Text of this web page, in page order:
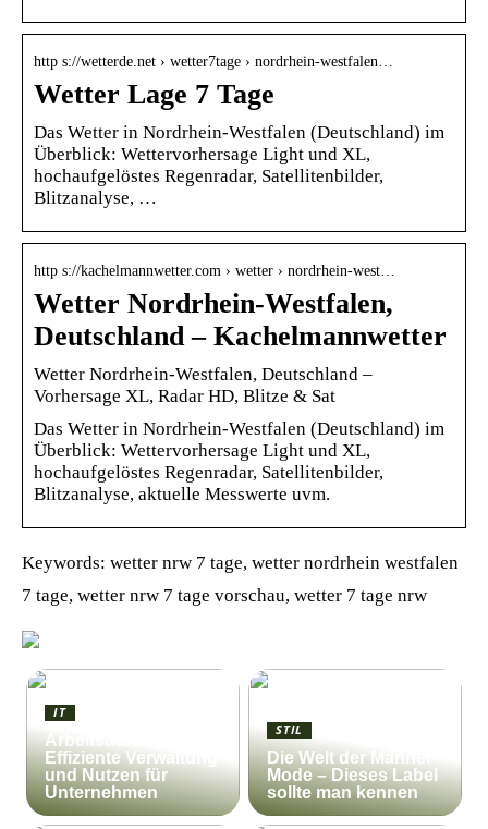
http s://wetterde.net › wetter7tage › nordrhein-westfalen…
Wetter Lage 7 Tage
Das Wetter in Nordrhein-Westfalen (Deutschland) im
Überblick: Wettervorhersage Light und XL,
hochaufgelöstes Regenradar, Satellitenbilder,
Blitzanalyse, …
http s://kachelmannwetter.com › wetter › nordrhein-west…
Wetter Nordrhein-Westfalen,
Deutschland – Kachelmannwetter
Wetter Nordrhein-Westfalen, Deutschland –
Vorhersage XL, Radar HD, Blitze & Sat
Das Wetter in Nordrhein-Westfalen (Deutschland) im
Überblick: Wettervorhersage Light und XL,
hochaufgelöstes Regenradar, Satellitenbilder,
Blitzanalyse, aktuelle Messwerte uvm.
Keywords: wetter nrw 7 tage, wetter nordrhein westfalen
7 tage, wetter nrw 7 tage vorschau, wetter 7 tage nrw
IT
Arbeitsauftrag:
Effiziente Verwaltung
und Nutzen für
Unternehmen
STIL
Die Welt der Männer-
Mode – Dieses Label
sollte man kennen